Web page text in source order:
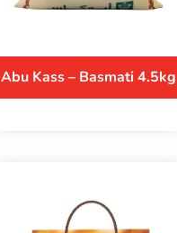
Abu Kass – Basmati 4.5kg